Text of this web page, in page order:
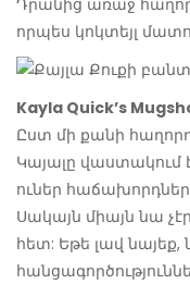
Դրանից առաջ
որպես կոկտեյլ
Kayla Quick’s
Ըստ մի քանի
Կայալը վաստակում
ուներ
Սակայն միայն նա
հետ: Եթե ​​լավ